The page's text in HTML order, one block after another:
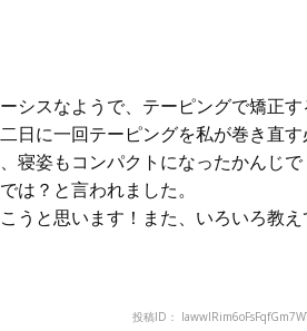
シスなようで、テーピングで矯正す
日に一回テーピングを私が巻き直す
寝姿もコンパクトになったかんじで
は？と言われました。
うと思います！また、いろいろ教え
投稿ID：